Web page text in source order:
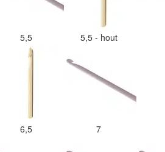
5,5 5,5 - hout
6,5 7